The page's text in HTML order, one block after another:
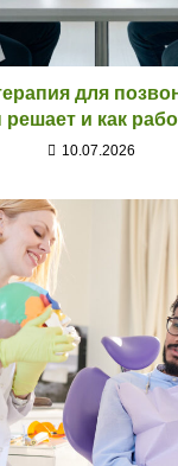
для
и как
10.07.2026